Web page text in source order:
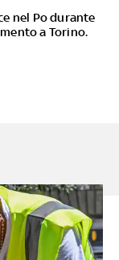
nel Po durante
a Torino.